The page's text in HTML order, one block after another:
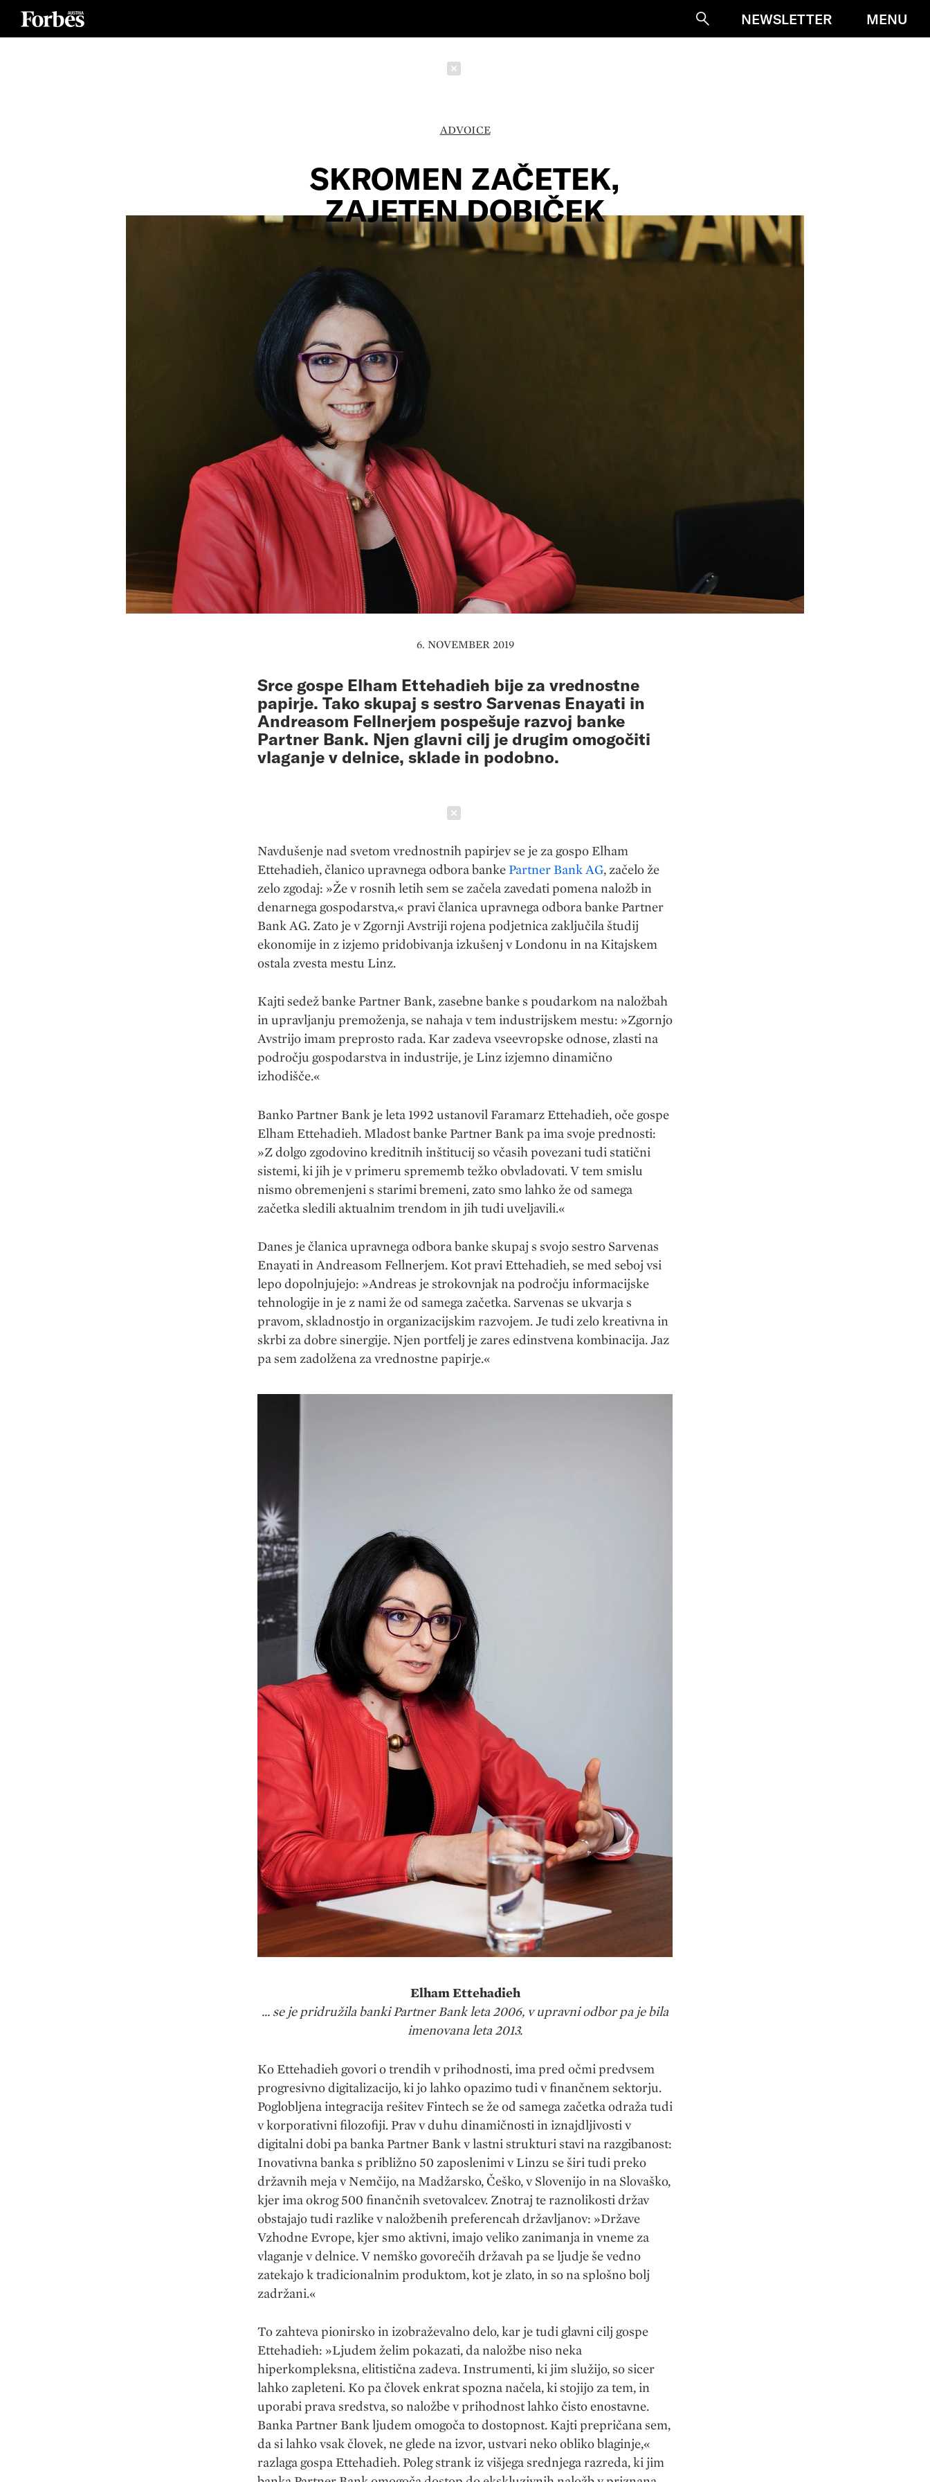
SucheNEWSLETTER MENU
ADVOICE
SKROMEN ZAČETEK,
ZAJETEN DOBIČEK
6. NOVEMBER 2019
Srce gospe Elham Ettehadieh bije za vrednostne
papirje. Tako skupaj s sestro Sarvenas Enayati in
Andreasom Fellnerjem pospešuje razvoj banke
Partner Bank. Njen glavni cilj je drugim omogočiti
vlaganje v delnice, sklade in podobno.
Navdušenje nad svetom vrednostnih papirjev se je za gospo Elham
Ettehadieh, članico upravnega odbora bankePartner Bank AG, začelo že
zelo zgodaj: »Že v rosnih letih sem se začela zavedati pomena naložb in
denarnega gospodarstva,« pravi članica upravnega odbora banke Partner
Bank AG. Zato je v Zgornji Avstriji rojena podjetnica zaključila študij
ekonomije in z izjemo pridobivanja izkušenj v Londonu in na Kitajskem
ostala zvesta mestu Linz.
Kajti sedež banke Partner Bank, zasebne banke s poudarkom na naložbah
in upravljanju premoženja, se nahaja v tem industrijskem mestu: »Zgornjo
Avstrijo imam preprosto rada. Kar zadeva vseevropske odnose, zlasti na
področju gospodarstva in industrije, je Linz izjemno dinamično
izhodišče.«
Banko Partner Bank je leta 1992 ustanovil Faramarz Ettehadieh, oče gospe
Elham Ettehadieh. Mladost banke Partner Bank pa ima svoje prednosti:
»Z dolgo zgodovino kreditnih inštitucij so včasih povezani tudi statični
sistemi, ki jih je v primeru sprememb težko obvladovati. V tem smislu
nismo obremenjeni s starimi bremeni, zato smo lahko že od samega
začetka sledili aktualnim trendom in jih tudi uveljavili.«
Danes je članica upravnega odbora banke skupaj s svojo sestro Sarvenas
Enayati in Andreasom Fellnerjem. Kot pravi Ettehadieh, se med seboj vsi
lepo dopolnjujejo: »Andreas je strokovnjak na področju informacijske
tehnologije in je z nami že od samega začetka. Sarvenas se ukvarja s
pravom, skladnostjo in organizacijskim razvojem. Je tudi zelo kreativna in
skrbi za dobre sinergije. Njen portfelj je zares edinstvena kombinacija. Jaz
pa sem zadolžena za vrednostne papirje.«
Elham Ettehadieh
... se je pridružila banki Partner Bank leta 2006, v upravni odbor pa je bila
imenovana leta 2013.
Ko Ettehadieh govori o trendih v prihodnosti, ima pred očmi predvsem
progresivno digitalizacijo, ki jo lahko opazimo tudi v finančnem sektorju.
Poglobljena integracija rešitev Fintech se že od samega začetka odraža tudi
v korporativni filozofiji. Prav v duhu dinamičnosti in iznajdljivosti v
digitalni dobi pa banka Partner Bank v lastni strukturi stavi na razgibanost:
Inovativna banka s približno 50 zaposlenimi v Linzu se širi tudi preko
državnih meja v Nemčijo, na Madžarsko, Češko, v Slovenijo in na Slovaško,
kjer ima okrog 500 finančnih svetovalcev. Znotraj te raznolikosti držav
obstajajo tudi razlike v naložbenih preferencah državljanov: »Države
Vzhodne Evrope, kjer smo aktivni, imajo veliko zanimanja in vneme za
vlaganje v delnice. V nemško govorečih državah pa se ljudje še vedno
zatekajo k tradicionalnim produktom, kot je zlato, in so na splošno bolj
zadržani.«
To zahteva pionirsko in izobraževalno delo, kar je tudi glavni cilj gospe
Ettehadieh: »Ljudem želim pokazati, da naložbe niso neka
hiperkompleksna, elitistična zadeva. Instrumenti, ki jim služijo, so sicer
lahko zapleteni. Ko pa človek enkrat spozna načela, ki stojijo za tem, in
uporabi prava sredstva, so naložbe v prihodnost lahko čisto enostavne.
Banka Partner Bank ljudem omogoča to dostopnost. Kajti prepričana sem,
da si lahko vsak človek, ne glede na izvor, ustvari neko obliko blaginje,«
razlaga gospa Ettehadieh. Poleg strank iz višjega srednjega razreda, ki jim